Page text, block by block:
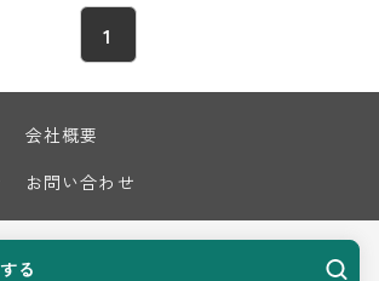
る
1
会社概要
お問い合わせ
Biz Career.inc All Rights Reserved.